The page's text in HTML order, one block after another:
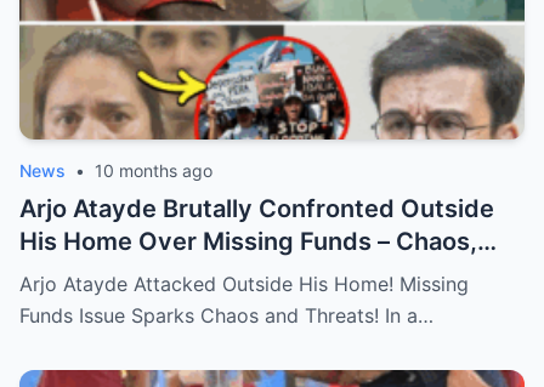
News • 10 months ago
Arjo Atayde Brutally Confronted Outside
His Home Over Missing Funds – Chaos,
Threats, and the Truth Behind the
Explosive Incident Revealed!
Arjo Atayde Attacked Outside His Home! Missing
Funds Issue Sparks Chaos and Threats! In a…